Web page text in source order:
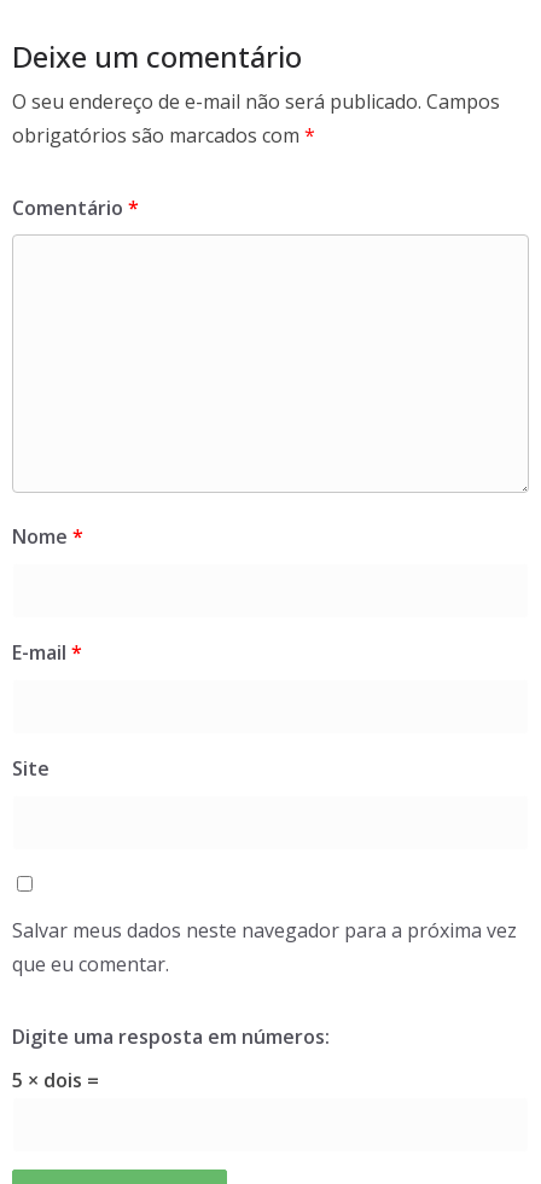
k
Deixe um comentário
O seu endereço de e-mail não será publicado. Campos
obrigatórios são marcados com *
Comentário *
Nome *
E-mail *
Site
Salvar meus dados neste navegador para a próxima vez
que eu comentar.
Digite uma resposta em números:
5 × dois =